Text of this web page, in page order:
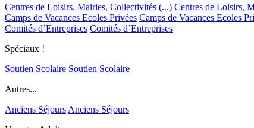
Centres de Loisirs, Mairies, Collectivités (...) Centres de Loisirs,
Camps de Vacances Ecoles Privées Camps de Vacances Ecoles
Comités d’Entreprises Comités d’Entreprises
Spéciaux !
Soutien Scolaire Soutien Scolaire
Autres...
Anciens SéjoursAnciens Séjours